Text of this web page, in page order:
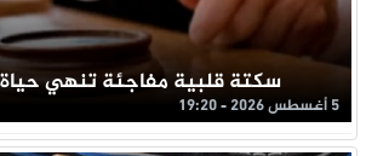
سكتة قلبية مفاجئة تنهي
5 أغسطس 2026 - 19:20